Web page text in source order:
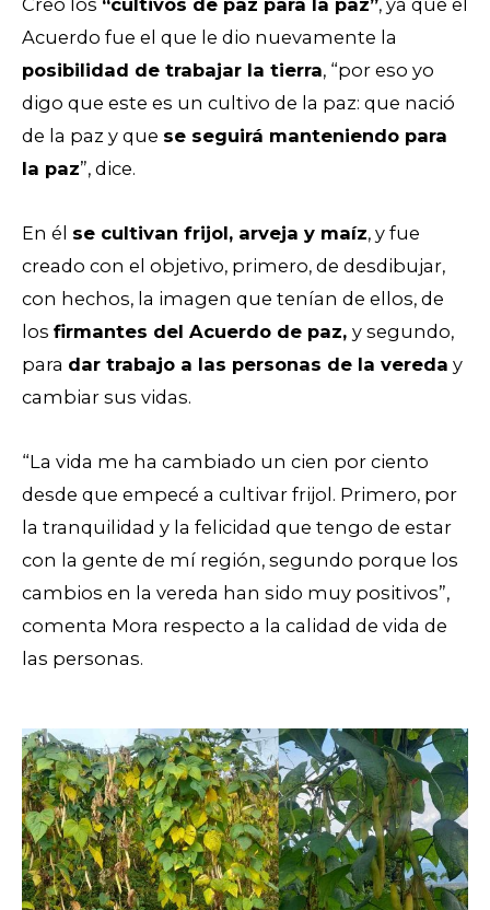
Creó los “cultivos de paz para la paz”, ya que el
Acuerdo fue el que le dio nuevamente la
posibilidad de trabajar la tierra, “por eso yo
digo que este es un cultivo de la paz: que nació
de la paz y que se seguirá manteniendo para
la paz”, dice.
En él se cultivan frijol, arveja y maíz, y fue
creado con el objetivo, primero, de desdibujar,
con hechos, la imagen que tenían de ellos, de
los firmantes del Acuerdo de paz, y segundo,
para dar trabajo a las personas de la vereda y
cambiar sus vidas.
“La vida me ha cambiado un cien por ciento
desde que empecé a cultivar frijol. Primero, por
la tranquilidad y la felicidad que tengo de estar
con la gente de mí región, segundo porque los
cambios en la vereda han sido muy positivos”,
comenta Mora respecto a la calidad de vida de
las personas.